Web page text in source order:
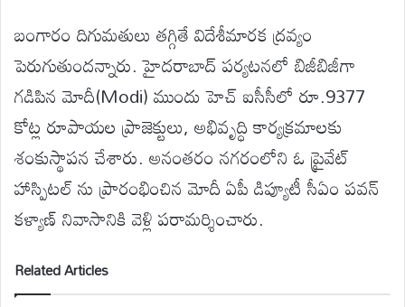
బంగారం దిగుమతులు తగ్గితే విదేశీమారక ద్రవ్యం
పెరుగుతుందన్నారు. హైదరాబాద్ పర్యటనలో బిజీబిజీగా
గడిపిన మోదీ(Modi) ముందు హెచ్ ఐసీసీలో రూ.9377
కోట్ల రూపాయల ప్రాజెక్టులు, అభివృద్ధి కార్యక్రమాలకు
శంకుస్థాపన చేశారు. అనంతరం నగరంలోని ఓ ప్రైవేట్
హాస్పిటల్ ను ప్రారంభించిన మోదీ ఏపీ డిప్యూటీ సీఏం పవన్
కళ్యాణ్ నివాసానికి వెళ్లి పరామర్శించారు.
Related Articles